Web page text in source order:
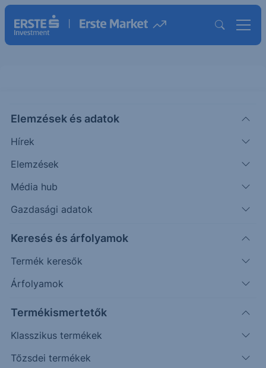
Elemzések és adatok
Hírek
Elemzések
Média hub
Gazdasági adatok
Keresés és árfolyamok
Termék keresők
Árfolyamok
Termékismertetők
Klasszikus termékek
Tőzsdei termékek
SANT(Wiener Börse)
S&T ORD
EUR
Időpont: 21.11.26. 17:49
Előző záró:
(26.08.07.)
Árfolyamértesítő rögzítése
További információk kérése